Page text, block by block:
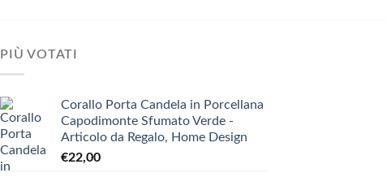
PIÙ VOTATI
Corallo Porta Candela in Porcellana
Capodimonte Sfumato Verde -
Articolo da Regalo, Home Design
€22,00